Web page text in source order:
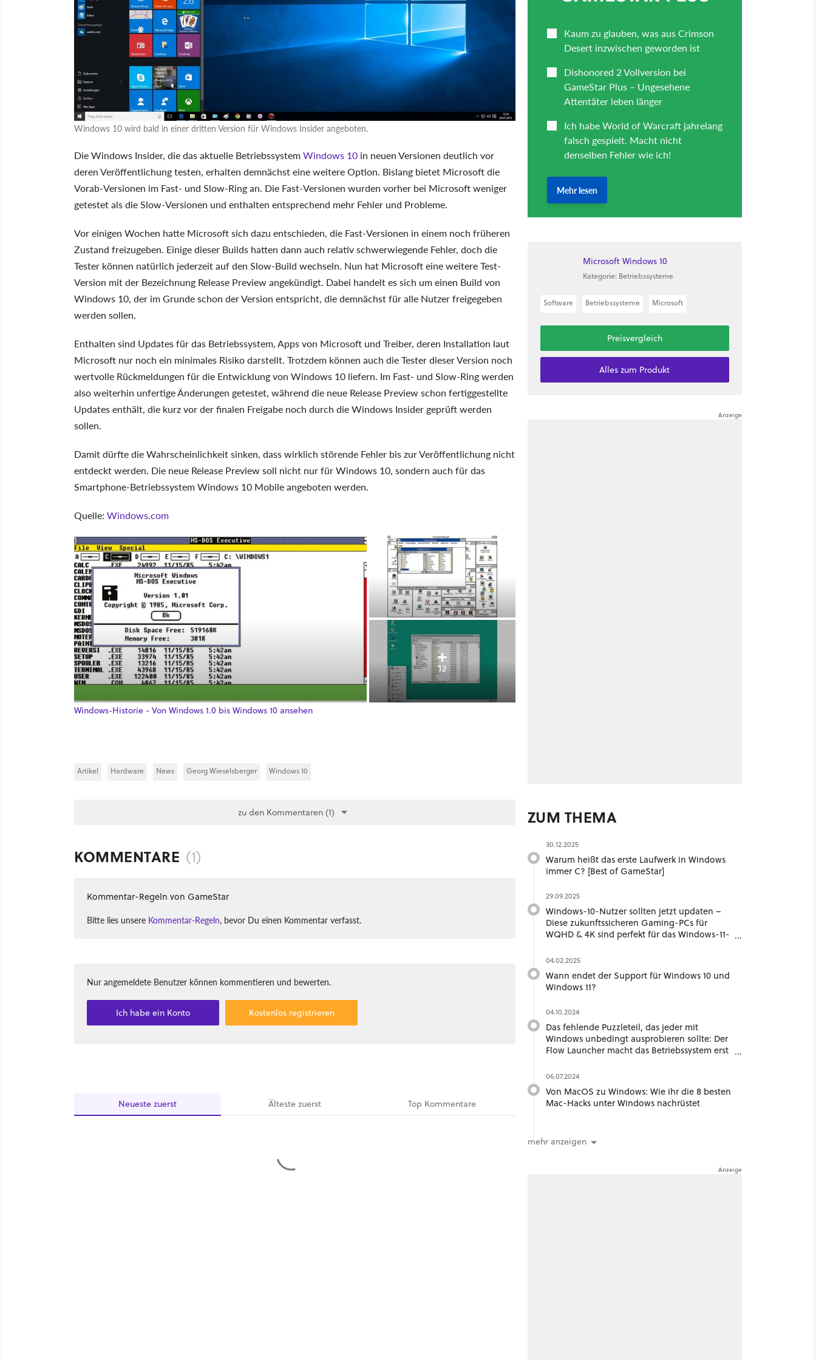
Windows 10 wird bald in einer dritten Version für Windows Insider angeboten.
Die Windows Insider, die das aktuelle BetriebssystemWindows 10 in neuen Versionen deutlich vor
deren Veröffentlichung testen, erhalten demnächst eine weitere Option. Bislang bietet Microsoft die
Vorab-Versionen im Fast- und Slow-Ring an. Die Fast-Versionen wurden vorher bei Microsoft weniger
getestet als die Slow-Versionen und enthalten entsprechend mehr Fehler und Probleme.
Vor einigen Wochen hatte Microsoft sich dazu entschieden, die Fast-Versionen in einem noch früheren
Zustand freizugeben. Einige dieser Builds hatten dann auch relativ schwerwiegende Fehler, doch die
Tester können natürlich jederzeit auf den Slow-Build wechseln. Nun hat Microsoft eine weitere Test-
Version mit der Bezeichnung Release Preview angekündigt. Dabei handelt es sich um einen Build von
Windows 10, der im Grunde schon der Version entspricht, die demnächst für alle Nutzer freigegeben
werden sollen.
Enthalten sind Updates für das Betriebssystem, Apps von Microsoft und Treiber, deren Installation laut
Microsoft nur noch ein minimales Risiko darstellt. Trotzdem können auch die Tester dieser Version noch
wertvolle Rückmeldungen für die Entwicklung von Windows 10 liefern. Im Fast- und Slow-Ring werden
also weiterhin unfertige Änderungen getestet, während die neue Release Preview schon fertiggestellte
Updates enthält, die kurz vor der finalen Freigabe noch durch die Windows Insider geprüft werden
sollen.
Damit dürfte die Wahrscheinlichkeit sinken, dass wirklich störende Fehler bis zur Veröffentlichung nicht
entdeckt werden. Die neue Release Preview soll nicht nur für Windows 10, sondern auch für das
Smartphone-Betriebssystem Windows 10 Mobile angeboten werden.
Quelle: Windows.com
12
Windows-Historie - Von Windows 1.0 bis Windows 10 ansehen
Artikel Hardware News Georg Wieselsberger Windows 10
zu den Kommentaren (1)
KOMMENTARE (1)
Kommentar-Regeln von GameStar
Bitte lies unsere Kommentar-Regeln, bevor Du einen Kommentar verfasst.
Nur angemeldete Benutzer können kommentieren und bewerten.
Ich habe ein Konto Kostenlos registrieren
Neueste zuerst Ältestezuerst Top Kommentare
Microsoft Windows 10
Kategorie: Betriebssysteme
Software Betriebssysteme Microsoft
Preisvergleich
Alles zum Produkt
ZUM THEMA
30.12.2025
Warum heißt das erste Laufwerk in Windows
immer C? [Best of GameStar]
29.09.2025
Windows-10-Nutzer sollten jetzt updaten –
Diese zukunftssicheren Gaming-PCs für
WQHD & 4K sind perfekt für das Windows-11-
04.02.2025
Wann endet der Support für Windows 10 und
Windows 11?
04.10.2024
Das fehlende Puzzleteil, das jeder mit
Windows unbedingt ausprobieren sollte: Der
Flow Launcher macht das Betriebssystem erst
06.07.2024
Von MacOS zu Windows: Wie ihr die 8 besten
Mac-Hacks unter Windows nachrüstet
mehr anzeigen